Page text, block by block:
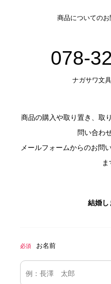
商品についての
078-
ナガサワ文
商品の購入や取り置き、取
問い合わ
メールフォームからのお問
ま
結婚し
必須 お名前